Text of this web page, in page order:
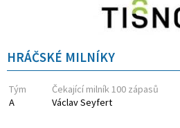
HRÁČSKÉ MILNÍKY
Tým
Čekající milník 100 zápasů
A
Václav Seyfert